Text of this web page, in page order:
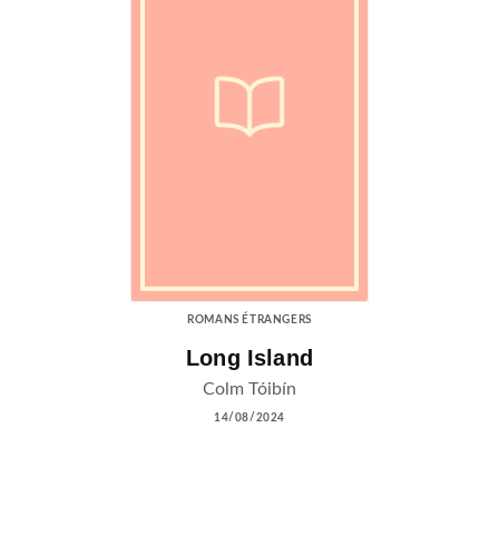
ROMANS ÉTRANGERS
Long Island
Colm Tóibín
14/08/2024